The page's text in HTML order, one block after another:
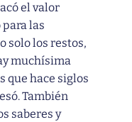
el valor
las
solo los restos,
muchísima
que hace siglos
También
saberes y